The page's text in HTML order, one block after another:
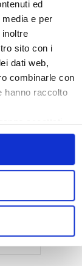
ed
e per
sito con i
dati web,
combinarle con
hanno raccolto
accettati
Party
York